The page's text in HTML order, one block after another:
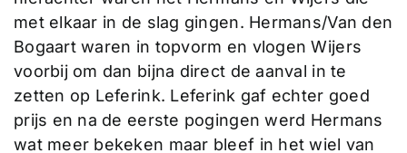
met elkaar in de slag gingen. Hermans/Van den
Bogaart waren in topvorm en vlogen Wijers
voorbij om dan bijna direct de aanval in te
zetten op Leferink. Leferink gaf echter goed
prijs en na de eerste pogingen werd Hermans
wat meer bekeken maar bleef in het wiel van